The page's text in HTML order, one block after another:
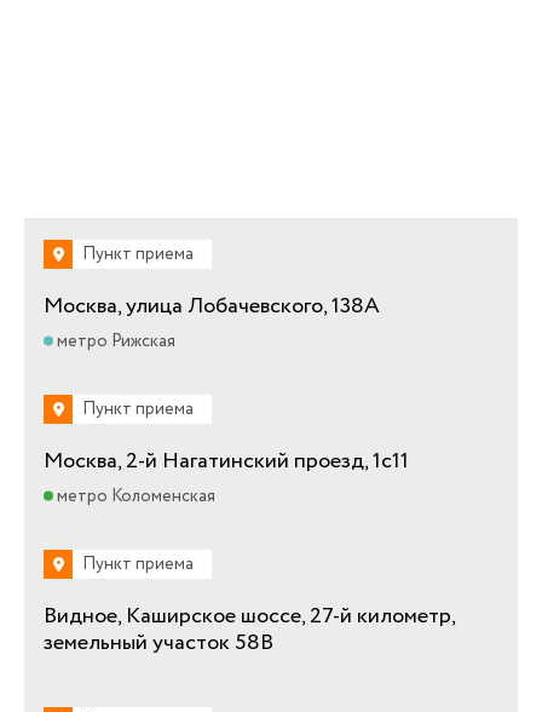
Пункт приема
Москва, улица Лобачевского, 138А
метро Рижская
Пункт приема
Москва, 2-й Нагатинский проезд, 1с11
метро Коломенская
Пункт приема
Видное, Каширское шоссе, 27-й километр,
земельный участок 58В